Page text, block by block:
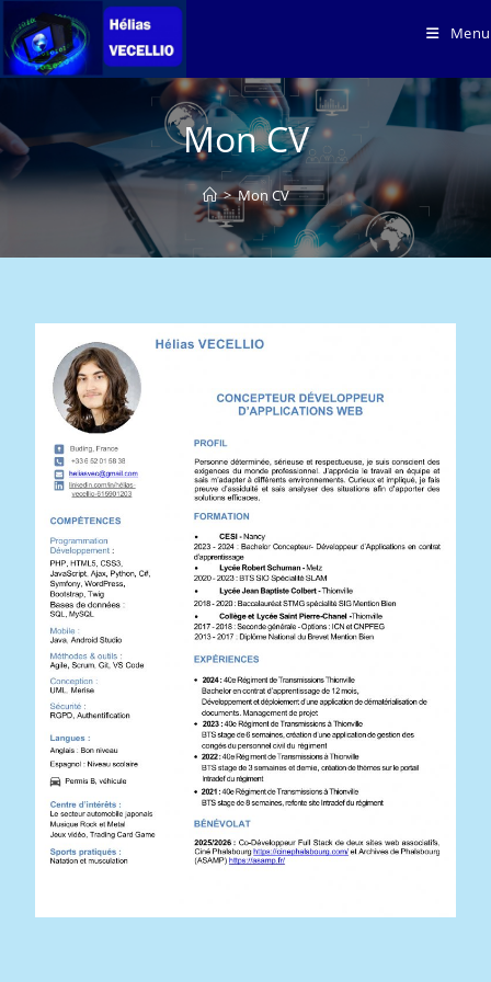
Menu
Mon CV
> Mon CV